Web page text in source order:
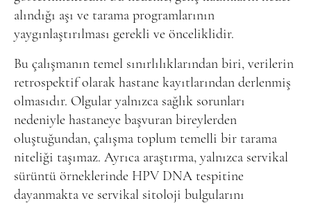
alındığı aşı ve tarama programlarının
yaygınlaştırılması gerekli ve önceliklidir.
Bu çalışmanın temel sınırlılıklarından biri, verilerin
retrospektif olarak hastane kayıtlarından derlenmiş
olmasıdır. Olgular yalnızca sağlık sorunları
nedeniyle hastaneye başvuran bireylerden
oluştuğundan, çalışma toplum temelli bir tarama
niteliği taşımaz. Ayrıca araştırma, yalnızca servikal
sürüntü örneklerinde HPV DNA tespitine
dayanmakta ve servikal sitoloji bulgularını